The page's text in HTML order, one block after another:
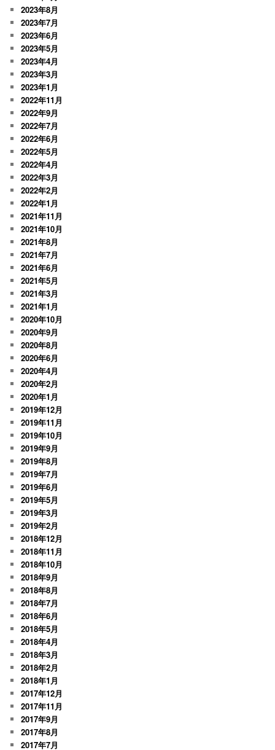
2023年8月
2023年7月
2023年6月
2023年5月
2023年4月
2023年3月
2023年1月
2022年11月
2022年9月
2022年7月
2022年6月
2022年5月
2022年4月
2022年3月
2022年2月
2022年1月
2021年11月
2021年10月
2021年8月
2021年7月
2021年6月
2021年5月
2021年3月
2021年1月
2020年10月
2020年9月
2020年8月
2020年6月
2020年4月
2020年2月
2020年1月
2019年12月
2019年11月
2019年10月
2019年9月
2019年8月
2019年7月
2019年6月
2019年5月
2019年3月
2019年2月
2018年12月
2018年11月
2018年10月
2018年9月
2018年8月
2018年7月
2018年6月
2018年5月
2018年4月
2018年3月
2018年2月
2018年1月
2017年12月
2017年11月
2017年9月
2017年8月
2017年7月